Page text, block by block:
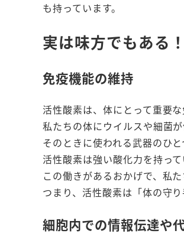
も持っています。
実は味方でもある
免疫機能の維持
活性酸素は、体にとって重要
私たちの体にウイルスや細菌
そのときに使われる武器のひ
活性酸素は強い酸化力を持っ
この働きがあるおかげで、私
つまり、活性酸素は「体の守
細胞内での情報伝達や